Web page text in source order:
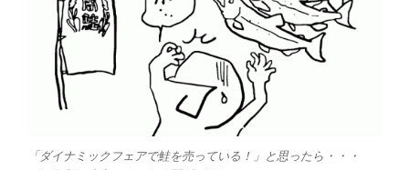
「ダイナミックフェアで鮭を売っている！」と思ったら・・・